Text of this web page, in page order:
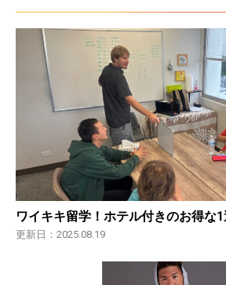
ワイキキ留学！ホテル付きのお得な
更新日：2025.08.19